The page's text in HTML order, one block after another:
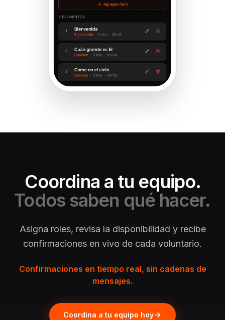
Coordina a tu equipo.
Todos saben qué hacer.
Asigna roles, revisa la disponibilidad y recibe
confirmaciones en vivo de cada voluntario.
Confirmaciones en tiempo real, sin cadenas de
mensajes.
Coordina a tu equipo hoy